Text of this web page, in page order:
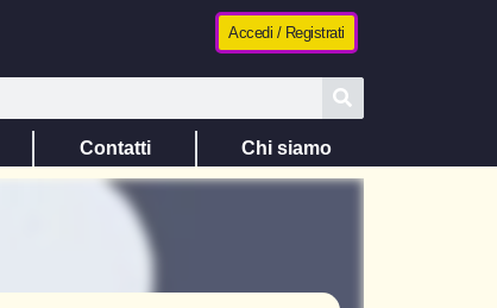
Accedi / Registrati
Contatti Chi siamo